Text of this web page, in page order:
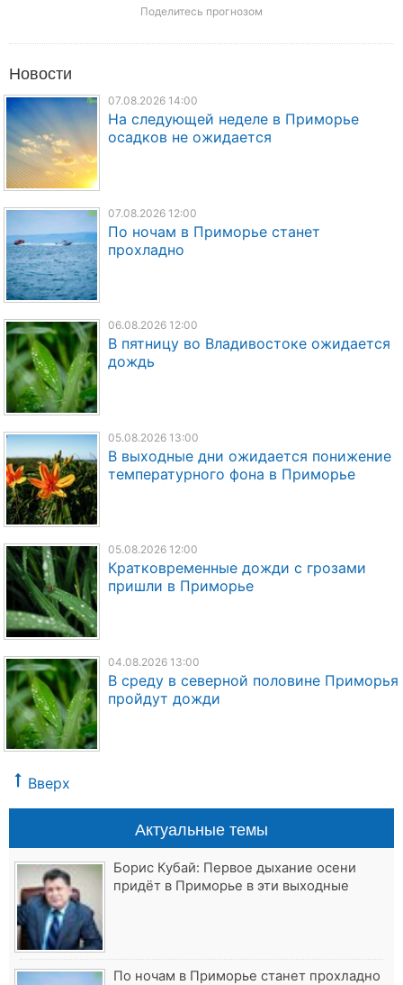
Поделитесь прогнозом
Новости
07.08.2026 14:00
На следующей неделе в Приморье
осадков не ожидается
07.08.2026 12:00
По ночам в Приморье станет
прохладно
06.08.2026 12:00
В пятницу во Владивостоке ожидается
дождь
05.08.2026 13:00
В выходные дни ожидается понижение
температурного фона в Приморье
05.08.2026 12:00
Кратковременные дожди с грозами
пришли в Приморье
04.08.2026 13:00
В среду в северной половине Приморья
пройдут дожди
Вверх
Актуальные темы
Борис Кубай: Первое дыхание осени
придёт в Приморье в эти выходные
По ночам в Приморье станет прохладно